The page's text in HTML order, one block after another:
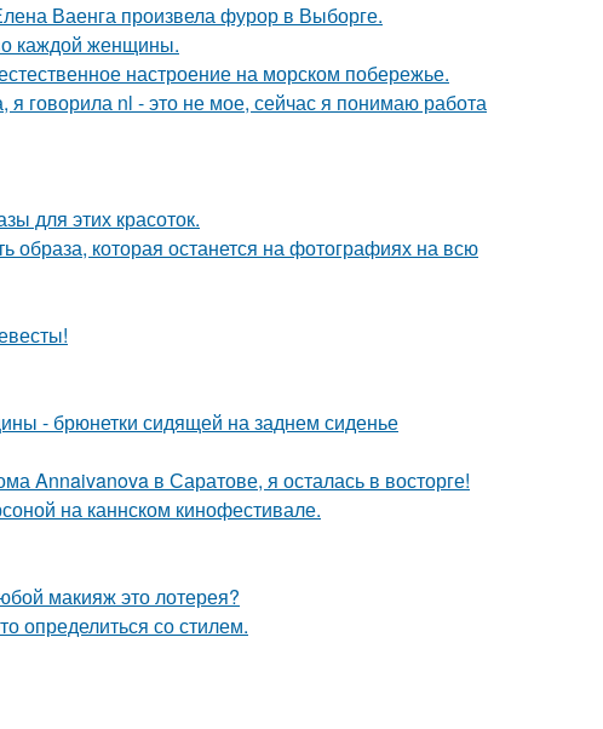
Ваенга произвела фурор в Выборге.
каждой женщины.
настроение на морском побережье.
я говорила nl - это не мое, сейчас я понимаю работа
для этих красоток.
образа, которая останется на фотографиях на всю
- брюнетки сидящей на заднем сиденье
Annaivanova в Саратове, я осталась в восторге!
на каннском кинофестивале.
макияж это лотерея?
определиться со стилем.